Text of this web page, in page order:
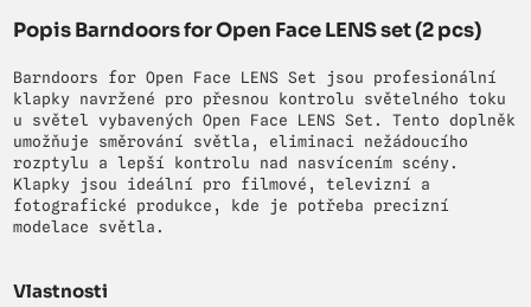
Popis Barndoors for Open Face LENS set (2 pcs)
Barndoors for Open Face LENS Set jsou profesionální
klapky navržené pro přesnou kontrolu světelného toku
u světel vybavených Open Face LENS Set. Tento doplněk
umožňuje směrování světla, eliminaci nežádoucího
rozptylu a lepší kontrolu nad nasvícením scény.
Klapky jsou ideální pro filmové, televizní a
fotografické produkce, kde je potřeba precizní
modelace světla.
Vlastnosti